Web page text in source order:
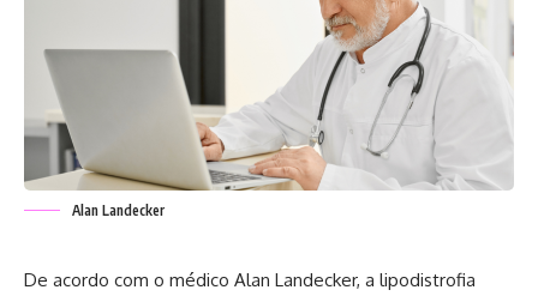
Alan Landecker
De acordo com o médico Alan Landecker, a lipodistrofia